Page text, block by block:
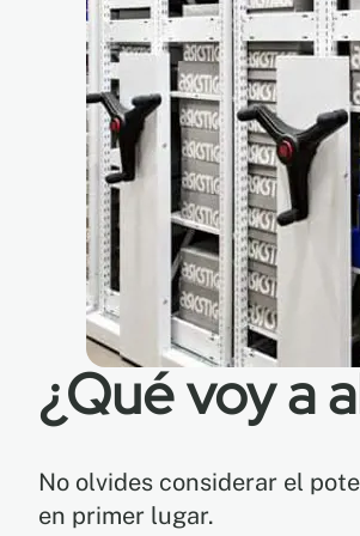
¿Qué voy a
No olvides considerar el
en primer lugar.